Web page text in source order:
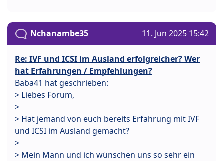
Nchanambe35 11. Jun 2025 15:42
Re: IVF und ICSI im Ausland erfolgreicher? Wer
hat Erfahrungen / Empfehlungen?
Baba41 hat geschrieben:
> Liebes Forum,
>
> Hat jemand von euch bereits Erfahrung mit IVF
und ICSI im Ausland gemacht?
>
> Mein Mann und ich wünschen uns so sehr ein